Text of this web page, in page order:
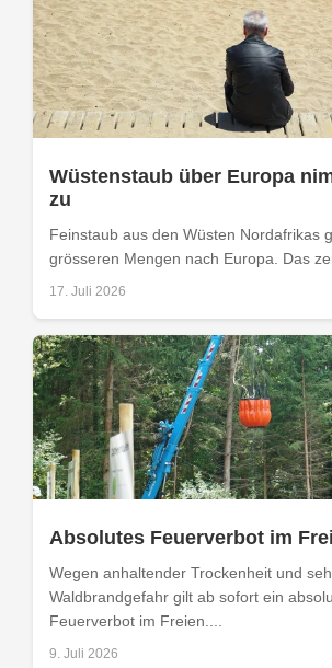
Wüstenstaub über Europa
zu
Feinstaub aus den Wüsten Nordafrikas
grösseren Mengen nach Europa. Das
17. Juli 2026
Absolutes Feuerverbot im
Wegen anhaltender Trockenheit und
Waldbrandgefahr gilt ab sofort ein
Feuerverbot im Freien....
9. Juli 2026